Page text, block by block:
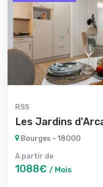
RSS
Les Jardins
Bourges - 18000
A partir de
1088€ / Mois